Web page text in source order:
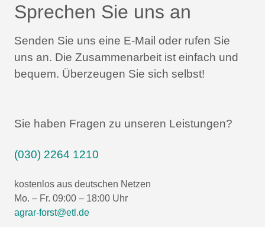
Sprechen Sie uns an
Senden Sie uns eine E-Mail oder rufen Sie
uns an. Die Zusammenarbeit ist einfach und
bequem. Überzeugen Sie sich selbst!
Sie haben Fragen zu unseren Leistungen?
(030) 2264 1210
kostenlos aus deutschen Netzen
Mo. – Fr. 09:00 – 18:00 Uhr
agrar-forst@etl.de